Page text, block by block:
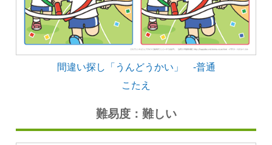
間違い探し「うんどうかい」 -普通
こたえ
難易度：難しい